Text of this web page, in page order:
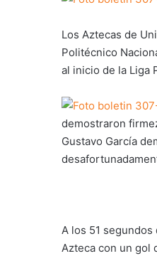
Los Aztecas de
Politécnico
al inicio de la Liga
demostraron
Gustavo García
A los 51
Azteca con un gol